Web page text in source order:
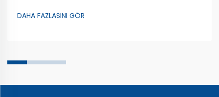
üretim süreci boyunca tutarlı bir kalite gerektirir. En
yaygın kalite sorunlarından biri, sensör performansının
DAHA FAZLASINI GÖR